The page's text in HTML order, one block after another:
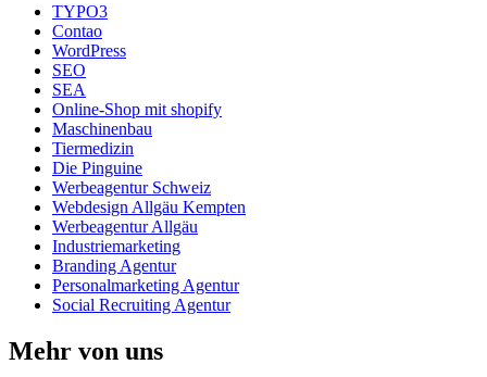
TYPO3
Contao
WordPress
SEO
SEA
Online-Shop mit shopify
Maschinenbau
Tiermedizin
Die Pinguine
Werbeagentur Schweiz
Webdesign Allgäu Kempten
Werbeagentur Allgäu
Industriemarketing
Branding Agentur
Personalmarketing Agentur
Social Recruiting Agentur
Mehr von uns